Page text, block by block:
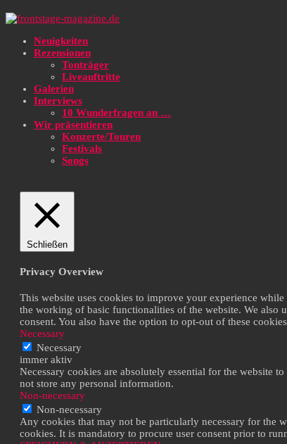
Neuigkeiten
Rezensionen
Tonträger
Liveauftritte
Galerien
Interviews
10 Wunderfragen an …
Wir präsentieren
Konzerte/Touren
Festivals
Songs
Schließen
Privacy Overview
This website uses cookies to improve your experience
the working of basic functionalities of the website. We also
consent. You also have the option to opt-out of these
Necessary
Necessary
immer aktiv
Necessary cookies are absolutely essential for the website
not store any personal information.
Non-necessary
Non-necessary
Any cookies that may not be particularly necessary for the
cookies. It is mandatory to procure user consent prior to